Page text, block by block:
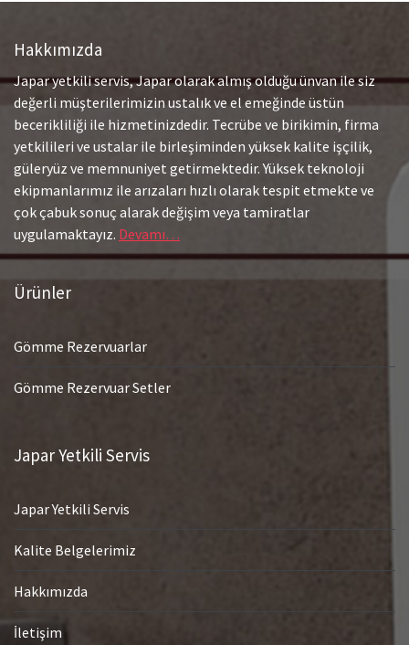
Hakkımızda
Japar yetkili servis, Japar olarak almış olduğu ünvan ile siz
değerli müşterilerimizin ustalık ve el emeğinde üstün
becerikliliği ile hizmetinizdedir. Tecrübe ve birikimin, firma
yetkilileri ve ustalar ile birleşiminden yüksek kalite işçilik,
güleryüz ve memnuniyet getirmektedir. Yüksek teknoloji
ekipmanlarımız ile arızaları hızlı olarak tespit etmekte ve
çok çabuk sonuç alarak değişim veya tamiratlar
uygulamaktayız. Devamı…
Ürünler
Gömme Rezervuarlar
Gömme Rezervuar Setler
Japar Yetkili Servis
Japar Yetkili Servis
Kalite Belgelerimiz
Hakkımızda
İletişim